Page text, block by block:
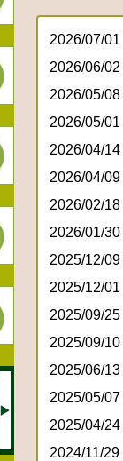
2026/07/01
2026/06/02
2026/05/08
2026/05/01
2026/04/14
2026/04/09
2026/02/18
2026/01/30
2025/12/09
2025/12/01
2025/09/25
2025/09/10
2025/06/13
2025/05/07
2025/04/24
2024/11/29